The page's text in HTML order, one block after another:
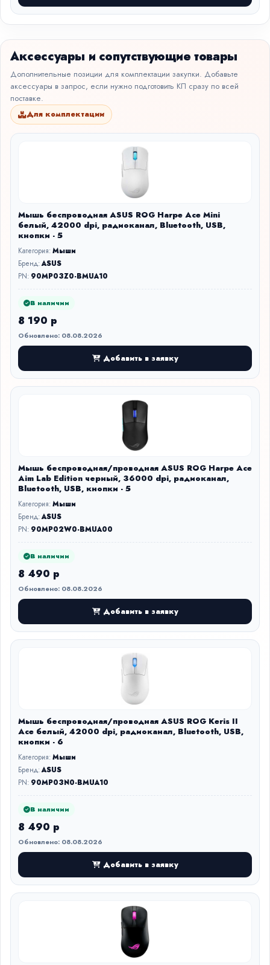
Аксессуары и сопутствующие товары
Дополнительные позиции для комплектации закупки. Добавьте
аксессуары в запрос, если нужно подготовить КП сразу по всей
поставке.
Для комплектации
Мышь беспроводная ASUS ROG Harpe Ace Mini
белый, 42000 dpi, радиоканал, Bluetooth, USB,
кнопки - 5
Категория:Мыши
Бренд:ASUS
PN: 90MP03Z0-BMUA10
В наличии
8 190 р
Обновлено: 08.08.2026
Добавить в заявку
Мышь беспроводная/проводная ASUS ROG Harpe Ace
Aim Lab Edition черный, 36000 dpi, радиоканал,
Bluetooth, USB, кнопки - 5
Категория:Мыши
Бренд:ASUS
PN: 90MP02W0-BMUA00
В наличии
8 490 р
Обновлено: 08.08.2026
Добавить в заявку
Мышь беспроводная/проводная ASUS ROG Keris II
Ace белый, 42000 dpi, радиоканал, Bluetooth, USB,
кнопки - 6
Категория:Мыши
Бренд:ASUS
PN: 90MP03N0-BMUA10
В наличии
8 490 р
Обновлено: 08.08.2026
Добавить в заявку